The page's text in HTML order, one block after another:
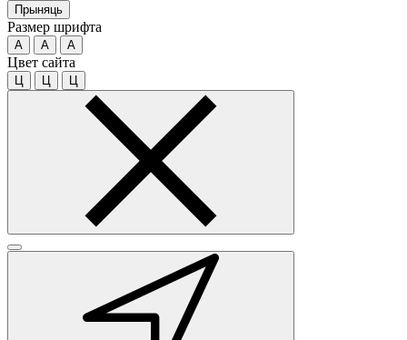
Прыняць
Размер шрифта
A A A
Цвет сайта
Ц Ц Ц